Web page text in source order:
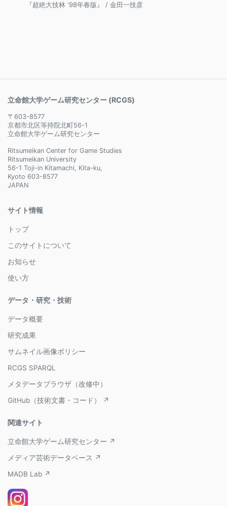
『超絶大技林 '98年春版』 / 金田一技彦
立命館大学ゲーム研究センター (RCGS)
〒603-8577
京都市北区等持院北町56-1
立命館大学ゲーム研究センター
Ritsumeikan Center for Game Studies
Ritsumeikan University
56-1 Toji-in Kitamachi, Kita-ku,
Kyoto 603-8577
JAPAN
サイト情報
トップ
このサイトについて
お知らせ
使い方
データ・研究・技術
データ概要
研究成果
サムネイル画像ポリシー
RCGS SPARQL
メタデータブラウザ（改修中）
GitHub（技術文書・コード） ↗
関連サイト
立命館大学ゲーム研究センター ↗
メディア芸術データベース ↗
MADB Lab ↗